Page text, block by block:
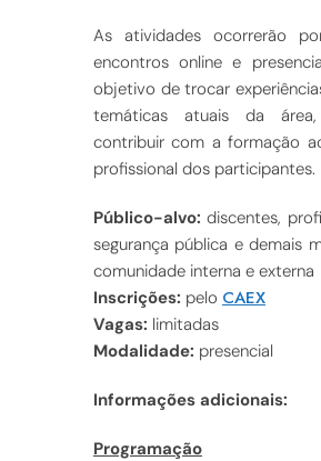
As atividades ocorrerão
encontros online e
objetivo de trocar
temáticas atuais da
contribuir com a formação
profissional dos participantes.
Público-alvo: discentes,
segurança pública e demais
comunidade interna e externa
Inscrições: pelo CAEX
Vagas: limitadas
Modalidade: presencial
Informações adicionais:
Programação